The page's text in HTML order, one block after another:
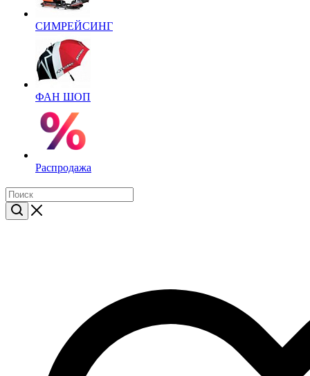
СИМРЕЙСИНГ
ФАН ШОП
Распродажа